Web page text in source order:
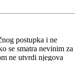
postupka i ne
se smatra nevinim za
ne utvrdi njegova